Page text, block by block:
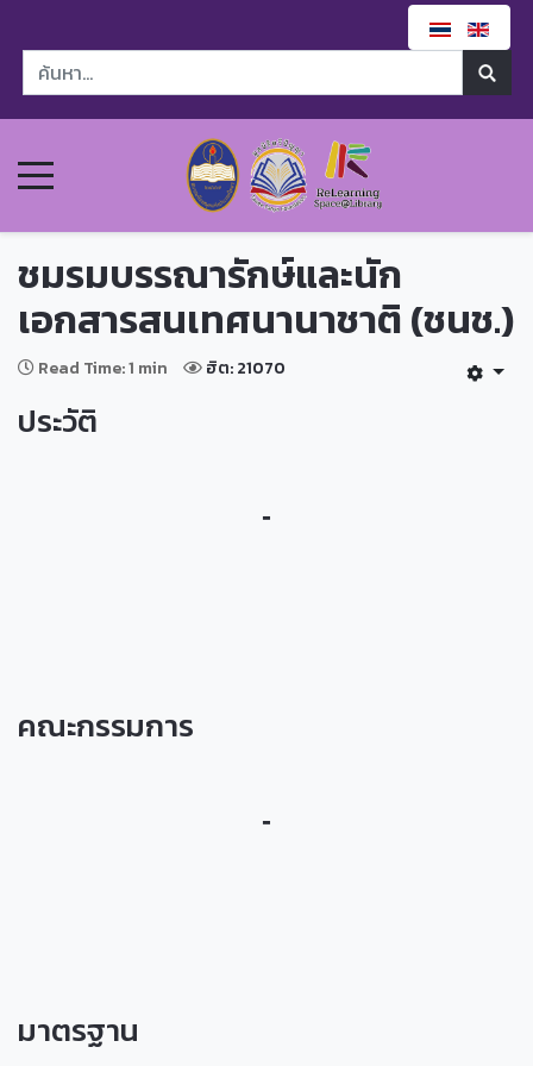
ชมรมบรรณารักษ์และนัก
เอกสารสนเทศนานาชาติ (ชนช.)
Read Time: 1 min ฮิต: 21070
ประวัติ
-
คณะกรรมการ
-
มาตรฐาน